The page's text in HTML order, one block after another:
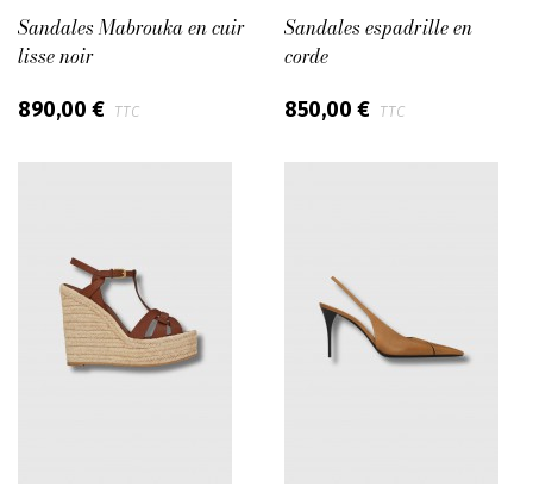
Sandales Mabrouka en cuir
lisse noir
890,00 € TTC
Sandales espadrille en
corde
850,00 € TTC